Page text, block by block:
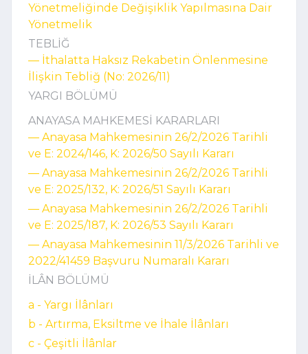
Yönetmeliğinde Değişiklik Yapılmasına Dair
Yönetmelik
TEBLİĞ
–– İthalatta Haksız Rekabetin Önlenmesine
İlişkin Tebliğ (No: 2026/11)
YARGI BÖLÜMÜ
ANAYASA MAHKEMESİ KARARLARI
–– Anayasa Mahkemesinin 26/2/2026 Tarihli
ve E: 2024/146, K: 2026/50 Sayılı Kararı
–– Anayasa Mahkemesinin 26/2/2026 Tarihli
ve E: 2025/132, K: 2026/51 Sayılı Kararı
–– Anayasa Mahkemesinin 26/2/2026 Tarihli
ve E: 2025/187, K: 2026/53 Sayılı Kararı
–– Anayasa Mahkemesinin 11/3/2026 Tarihli ve
2022/41459 Başvuru Numaralı Kararı
İLÂN BÖLÜMÜ
a - Yargı İlânları
b - Artırma, Eksiltme ve İhale İlânları
c - Çeşitli İlânlar